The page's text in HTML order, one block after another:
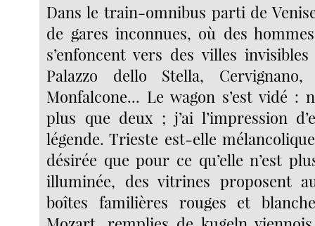
Dans le train-omnibus parti de
de gares inconnues, où des
s’enfoncent vers des villes
Palazzo dello Stella, Cervignano,
Monfalcone... Le wagon s’est vidé :
plus que deux ; j’ai l’impression
légende. Trieste est-elle
désirée que pour ce qu’elle n’est
illuminée, des vitrines proposent
boîtes familières rouges et